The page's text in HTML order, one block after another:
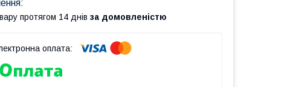
протягом 14 днів за домовленістю